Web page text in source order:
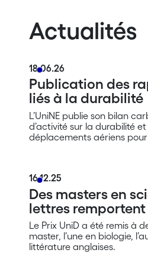
Actualités
18.06.26
Publication des
liés à la durabilité
L’UniNE publie son bilan
d’activité sur la durabilité
déplacements aériens pour
16.12.25
Des masters en
lettres remportent
Le Prix UniD a été remis à
master, l’une en biologie,
littérature anglaises.